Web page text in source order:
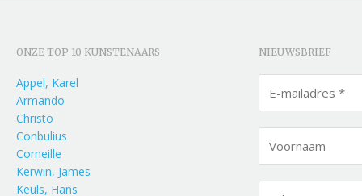
ONZE TOP 10 KUNSTENAARS
Appel, Karel
Armando
Christo
Conbulius
Corneille
Kerwin, James
Keuls, Hans
NIEUWSBRIEF